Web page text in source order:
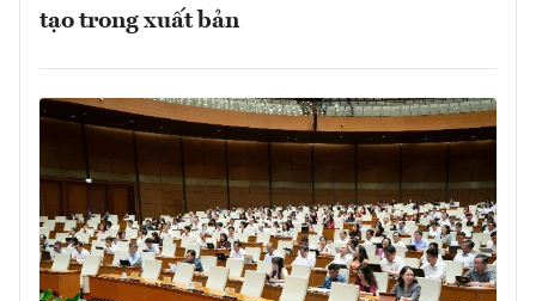
tạo trong xuất bản